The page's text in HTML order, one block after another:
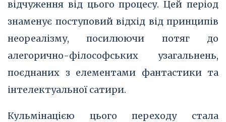
відчуження від цього процесу. Цей період
знаменує поступовий відхід від принципів
неореалізму, посилюючи потяг до
алегорично-філософських узагальнень,
поєднаних з елементами фантастики та
інтелектуальної сатири.
Кульмінацією цього переходу стала